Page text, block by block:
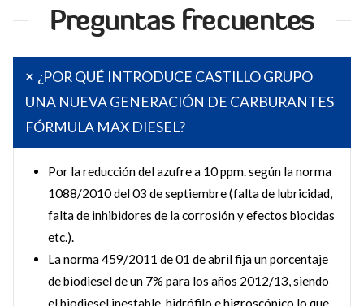
Preguntas frecuentes
¿POR QUÉ INTRODUCE CASTILLO GRUPO
UNA NUEVA GENERACIÓN DE CARBURANTES
FÓRMULA MAX DIESEL?
Por la reducción del azufre a 10 ppm. según la norma
1088/2010 del 03 de septiembre (falta de lubricidad,
falta de inhibidores de la corrosión y efectos biocidas
etc.).
La norma 459/2011 de 01 de abril fija un porcentaje
de biodiesel de un 7% para los años 2012/13, siendo
el biodiesel inestable, hidrófilo e higroscópico lo que